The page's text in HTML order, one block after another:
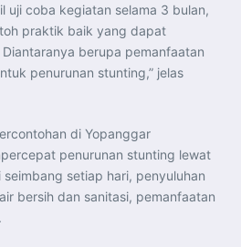
Sama Repatriasi Artefak Budaya
Ketua DEN Perkuat Kolaborasi
dan Pembiayaan Demi Percepatan
Rumah
Angkatan II Batch 1 Dibuka
2026, Kesempatan Raih Pengalaman Kerja
Kompetensi
Dorong Kemitraan ASEAN–Inggris yang
Tantangan Global
ASEAN dan Uni Eropa Perkuat
melalui Kemitraan Strategis
Kemitraan Ekonomi ASEAN–Korea
Perkuat Ketahanan Kawasan
Perkuat Ketahanan Ekonomi,
uji coba kegiatan selama 3 bulan,
praktik baik yang dapat
berupa pemanfaatan
penurunan stunting,” jelas
di Yopanggar
penurunan stunting lewat
setiap hari, penyuluhan
bersih dan sanitasi, pemanfaatan